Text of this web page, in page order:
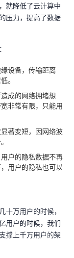
就降低了云计算中
压力，提高了数据
设备，传输距离
。
成的网络拥堵想
非常有限，只能用
著变短，因网络波
户的隐私数据不再
用户的隐私也可以
十万用户的时候，
用户的时候，我们
撑上千万用户的架